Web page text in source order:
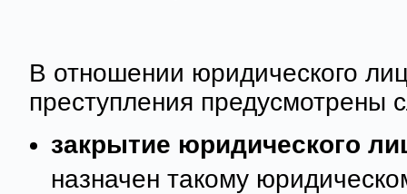
В отношении юридического
преступления
закрытие юридического
назначен такому